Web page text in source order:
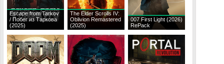
Escape from Tarkov
/ Побег из Таркова
(2025)
The Elder Scrolls IV:
Oblivion Remastered
(2025)
007 First Light (2026)
RePack